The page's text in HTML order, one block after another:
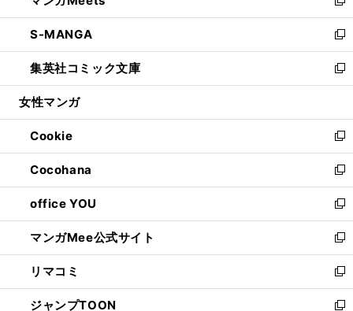
開
く
ウ
で
開
く
ン
ド
ウ
で
開
い
ウ
ィ
ン
ド
ウ
開
く
新
し
い
ウ
ィ
ン
ウ
で
開
く
S-MANGA
新
し
い
ウ
ン
ド
ウ
で
開
く
集英社コミック文庫
新
し
ウ
ィ
ン
ド
ウ
で
開
く
女性マンガ
Cookie
新
し
い
ウ
ィ
ン
ド
ウ
で
開
く
Cocohana
新
し
い
ウ
ィ
ン
ド
ウ
で
office YOU
新
し
い
ウ
ィ
ン
ド
マンガMee公式サイト
新
し
い
ウ
ィ
リマコミ
新
し
い
ジャンプTOON